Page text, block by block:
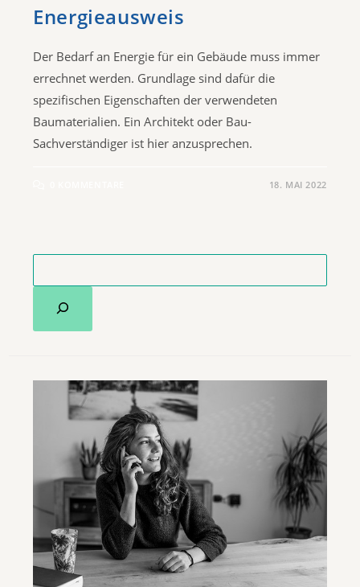
Energieausweis
Der Bedarf an Energie für ein Gebäude muss immer
errechnet werden. Grundlage sind dafür die
spezifischen Eigenschaften der verwendeten
Baumaterialien. Ein Architekt oder Bau-
Sachverständiger ist hier anzusprechen.
18. MAI 2022